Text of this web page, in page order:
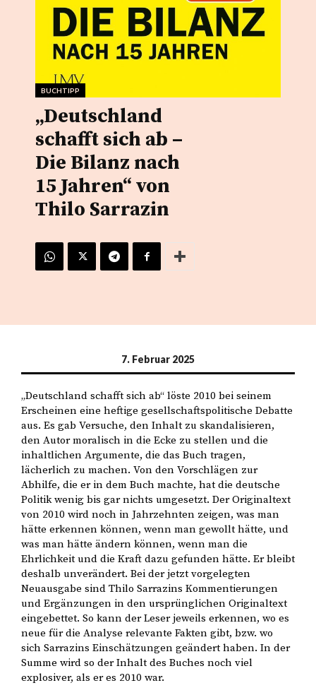
BUCHTIPP
„Deutschland
schafft sich ab –
Die Bilanz nach
15 Jahren“ von
Thilo Sarrazin
7. Februar 2025
„Deutschland schafft sich ab“ löste 2010 bei seinem
Erscheinen eine heftige gesellschaftspolitische Debatte
aus. Es gab Versuche, den Inhalt zu skandalisieren,
den Autor moralisch in die Ecke zu stellen und die
inhaltlichen Argumente, die das Buch tragen,
lächerlich zu machen. Von den Vorschlägen zur
Abhilfe, die er in dem Buch machte, hat die deutsche
Politik wenig bis gar nichts umgesetzt. Der Originaltext
von 2010 wird noch in Jahrzehnten zeigen, was man
hätte erkennen können, wenn man gewollt hätte, und
was man hätte ändern können, wenn man die
Ehrlichkeit und die Kraft dazu gefunden hätte. Er bleibt
deshalb unverändert. Bei der jetzt vorgelegten
Neuausgabe sind Thilo Sarrazins Kommentierungen
und Ergänzungen in den ursprünglichen Originaltext
eingebettet. So kann der Leser jeweils erkennen, wo es
neue für die Analyse relevante Fakten gibt, bzw. wo
sich Sarrazins Einschätzungen geändert haben. In der
Summe wird so der Inhalt des Buches noch viel
explosiver, als er es 2010 war.